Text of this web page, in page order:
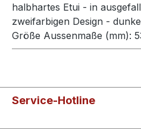
halbhartes Etui - in
zweifarbigen Design -
Größe Aussenmaße (mm):
Service-Hotline